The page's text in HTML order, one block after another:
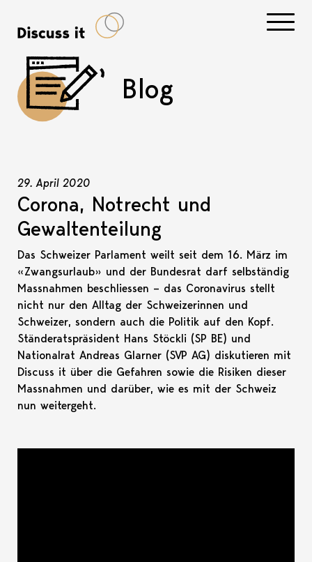
Blog
29. April 2020
Corona, Notrecht und
Gewaltenteilung
Das Schweizer Parlament weilt seit dem 16. März im
«Zwangsurlaub» und der Bundesrat darf selbständig
Massnahmen beschliessen – das Coronavirus stellt
nicht nur den Alltag der Schweizerinnen und
Schweizer, sondern auch die Politik auf den Kopf.
Ständeratspräsident Hans Stöckli (SP BE) und
Nationalrat Andreas Glarner (SVP AG) diskutieren mit
Discuss it über die Gefahren sowie die Risiken dieser
Massnahmen und darüber, wie es mit der Schweiz
nun weitergeht.